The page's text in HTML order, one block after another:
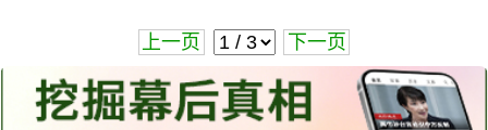
上一页 下一页